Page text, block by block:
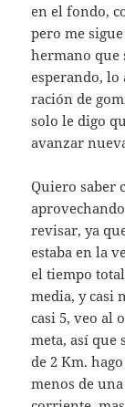
en el fondo,
pero me
hermano que
esperando, lo
ración de
solo le digo
avanzar
Quiero saber
revisar, ya
estaba en la
el tiempo
media, y casi
casi 5, veo al
meta, así que
de 2 Km.
menos de